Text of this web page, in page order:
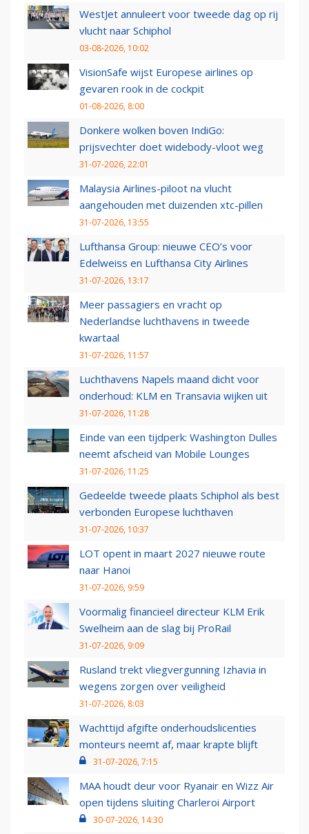
WestJet annuleert voor tweede dag op rij
vlucht naar Schiphol
03-08-2026, 10:02
VisionSafe wijst Europese airlines op
gevaren rook in de cockpit
01-08-2026, 8:00
Donkere wolken boven IndiGo:
prijsvechter doet widebody-vloot weg
31-07-2026, 22:01
Malaysia Airlines-piloot na vlucht
aangehouden met duizenden xtc-pillen
31-07-2026, 13:55
Lufthansa Group: nieuwe CEO’s voor
Edelweiss en Lufthansa City Airlines
31-07-2026, 13:17
Meer passagiers en vracht op
Nederlandse luchthavens in tweede
kwartaal
31-07-2026, 11:57
Luchthavens Napels maand dicht voor
onderhoud: KLM en Transavia wijken uit
31-07-2026, 11:28
Einde van een tijdperk: Washington Dulles
neemt afscheid van Mobile Lounges
31-07-2026, 11:25
Gedeelde tweede plaats Schiphol als best
verbonden Europese luchthaven
31-07-2026, 10:37
LOT opent in maart 2027 nieuwe route
naar Hanoi
31-07-2026, 9:59
Voormalig financieel directeur KLM Erik
Swelheim aan de slag bij ProRail
31-07-2026, 9:09
Rusland trekt vliegvergunning Izhavia in
wegens zorgen over veiligheid
31-07-2026, 8:03
Wachttijd afgifte onderhoudslicenties
monteurs neemt af, maar krapte blijft
31-07-2026, 7:15
MAA houdt deur voor Ryanair en Wizz Air
open tijdens sluiting Charleroi Airport
30-07-2026, 14:30